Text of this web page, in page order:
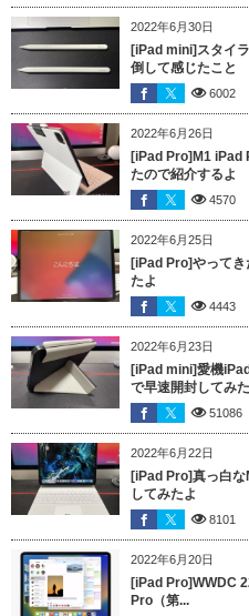
2022年6月30日
[iPad mini]スタイ
倒して感じたこと
6002
2022年6月26日
[iPad Pro]M1 iPad
たので紹介するよ
4570
2022年6月25日
[iPad Pro]やってき
たよ
4443
2022年6月23日
[iPad mini]愛機
で早速開封してみ
51086
2022年6月22日
[iPad Pro]真っ白
してみたよ
8101
2022年6月20日
[iPad Pro]WWDC
Pro（第...